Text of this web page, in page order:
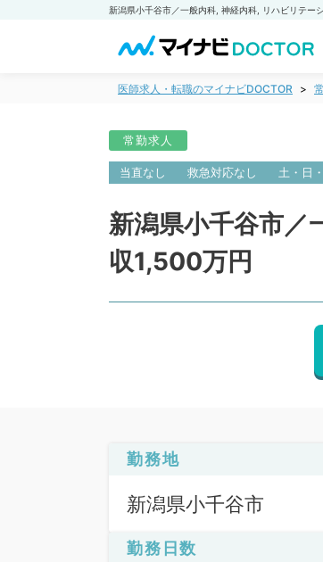
医師求人・転職のマイナビDOCTOR
常勤求人
当直なし 救急対応なし 土・日
新潟県小千谷市／
収1,500万円
勤務地
新潟県小千谷市
勤務日数